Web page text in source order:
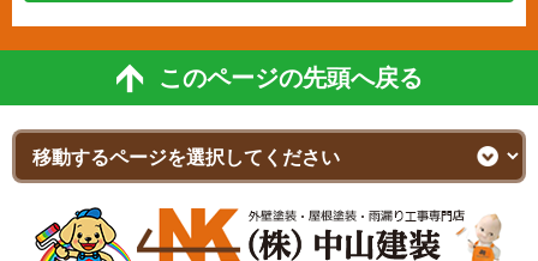
このページの先頭へ戻る